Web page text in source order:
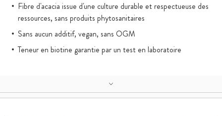
Fibre d'acacia issue d'une culture durable et respectueuse des
ressources, sans produits phytosanitaires
Sans aucun additif, vegan, sans OGM
Teneur en biotine garantie par un test en laboratoire